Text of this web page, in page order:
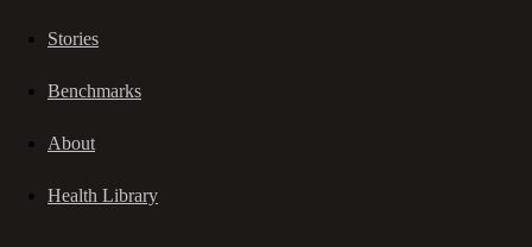
Stories
Benchmarks
About
Health Library